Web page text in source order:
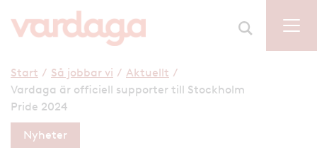
Start / Så jobbar vi / Aktuellt /
Vardaga är officiell supporter till Stockholm
Pride 2024
Nyheter